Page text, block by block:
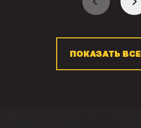
ПОКАЗАТЬ ВСЕ